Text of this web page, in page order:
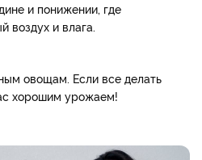
и понижении, где
воздух и влага.
овощам. Если все делать
хорошим урожаем!